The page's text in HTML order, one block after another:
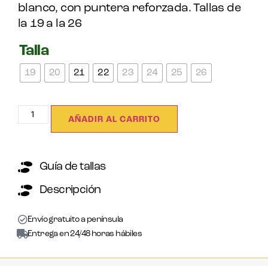
blanco, con puntera reforzada. Tallas de
la 19 a la 26
Talla
19 20 21 22 23 24 25 26
AÑADIR AL CARRITO
Guía de tallas
Descripción
Envío gratuito a península
Entrega en 24/48 horas hábiles